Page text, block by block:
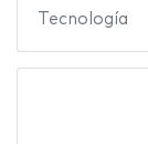
Tecnología